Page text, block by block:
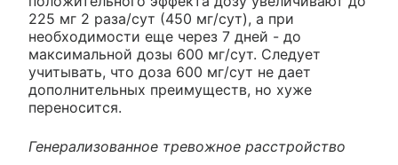
225 мг 2 раза/сут (450 мг/сут), а при
необходимости еще через 7 дней - до
максимальной дозы 600 мг/сут. Следует
учитывать, что доза 600 мг/сут не дает
дополнительных преимуществ, но хуже
переносится.
Генерализованное тревожное расстройство